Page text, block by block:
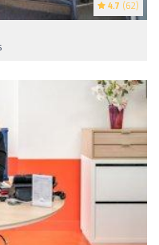
4.7 (62)